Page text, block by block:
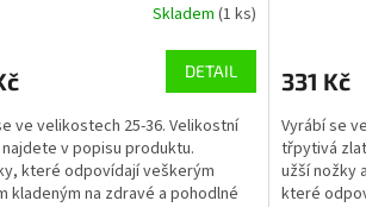
Skladem (1 ks)
DETAIL
ve velikostech 25-36. Velikostní
v popisu produktu.
které odpovídají veškerým
kladeným na zdravé a pohodlné
331 Kč
Vyrábí se
třpytivá
užší nožky
které